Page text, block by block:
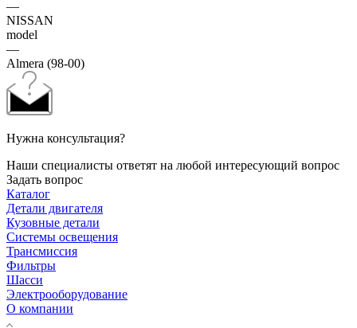
—
NISSAN
model
—
Almera (98-00)
Нужна консультация?
Наши специалисты ответят на любой интересующий вопрос
Задать вопрос
Каталог
Детали двигателя
Кузовные детали
Системы освещения
Трансмиссия
Фильтры
Шасси
Электрооборудование
О компании